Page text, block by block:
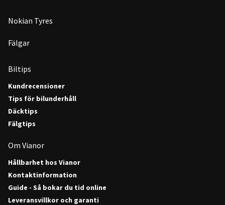
Nokian Tyres
Fälgar
Biltips
Kundrecensioner
Tips för bilunderhåll
Däcktips
Fälgtips
Om Vianor
Hållbarhet hos Vianor
Kontaktinformation
Guide - Så bokar du tid online
Leveransvillkor och garanti